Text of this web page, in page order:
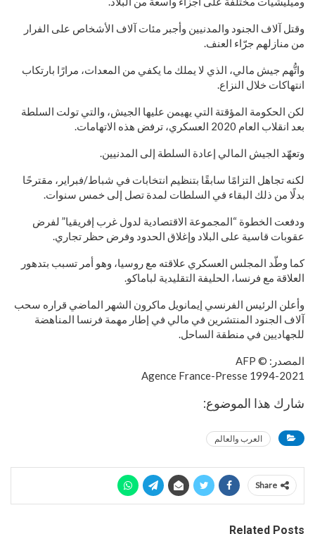
وقتل آلاف الجنود والمدنيين وأجبر مئات آلاف الأشخاص على الفرار
من منازلهم جرّاء العنف.
واتُّهم جيش مالي، الذي لا يملك ما يكفي من المعدات، مرارًا بارتكاب
انتهاكات خلال النزاع.
لكن الحكومة المؤقتة التي يهيمن عليها الجيش، والتي تولت السلطة
بعد انقلاب العام 2020 العسكري، ترفض هذه الاتهامات.
وتعهّد الجيش المالي إعادة السلطة إلى المدنيين.
لكنه تجاهل التزامًا سابقًا بتنظيم انتخابات في شباط/فبراير، مقترحًا
بدلًا من ذلك البقاء في السلطات لمدة تصل إلى خمس سنوات.
ودفعت الخطوة “المجموعة الاقتصادية لدول غرب إفريقيا” لفرض
عقوبات قاسية على البلاد وإغلاق الحدود وفرض حظر تجاري.
كما وطّد المجلس العسكري علاقته مع روسيا، وهو أمر تسبب بتدهور
العلاقة مع فرنسا، الحليفة التقليدية لباماكو.
وأعلن الرئيس الفرنسي إيمانويل ماكرون الشهر الماضي قراره سحب
آلاف الجنود المنتشرين في مالي في إطار مهمة فرنسا المناهضة
للجهاديين في منطقة الساحل.
المصدر: © AFP
1994-2021 Agence France-Presse
شارك هذا الموضوع:
العرب والعالم
Share
Related Posts